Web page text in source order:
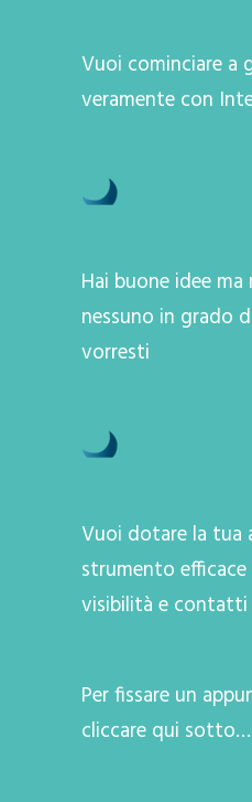
Vuoi cominciare a
veramente con
Hai buone idee
nessuno in grado
vorresti
Vuoi dotare la
strumento
visibilità e contatti
Per fissare un
cliccare qui sotto…